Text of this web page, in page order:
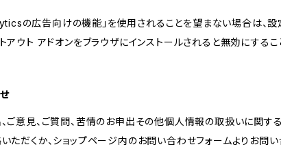
の広告向けの機能」を使用されることを望まない場合は、設
ウト アドオンをブラウザにインストールされると無効にするこ
ご意見、ご質問、苦情のお申出その他個人情報の取扱いに関す
ただくか、ショップページ内のお問い合わせフォームよりお問い